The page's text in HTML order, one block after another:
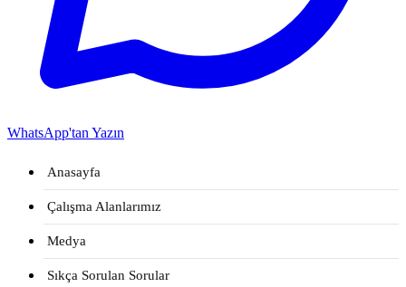
WhatsApp'tan Yazın
Anasayfa
Çalışma Alanlarımız
Medya
Sıkça Sorulan Sorular